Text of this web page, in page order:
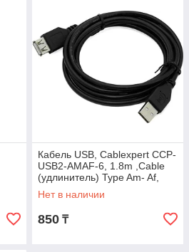
Кабель USB, Cablexpert CCP-
USB2-AMAF-6, 1.8m ,Cable
(удлинитель) Type Am- Af,
USB 2.0, black
Нет в наличии
850 ₸